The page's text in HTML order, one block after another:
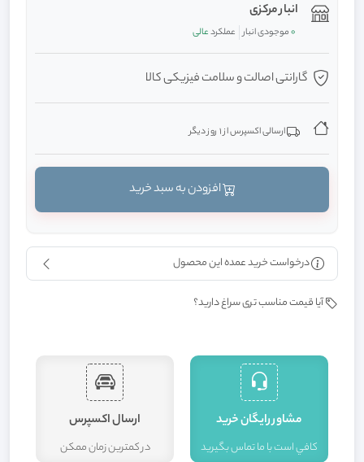
انبار مرکزی
0موجودی انبار عملکردعالی
گارانتی اصالت و سلامت فیزیکی کالا
ارسالی اکسپرس از 1 روز دیگر
درخواست خرید عمده این محصول
آیا قیمت مناسب تری سراغ دارید؟
مشاور رايگان خريد
کافي است با ما تماس بگيريد
ارسال اکسپرس
در کمترين زمان ممکن